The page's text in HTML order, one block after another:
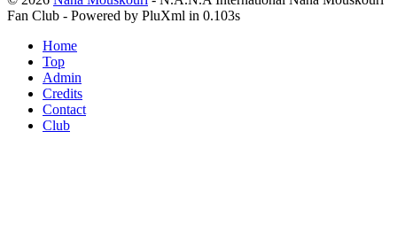
Fan Club - Powered by PluXml in 0.103s
Home
Top
Admin
Credits
Contact
Club